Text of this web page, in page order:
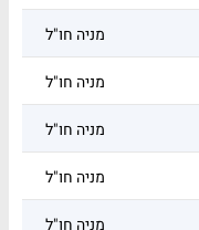
מניה חו"ל
מניה חו"ל
מניה חו"ל
מניה חו"ל
מניה חו"ל